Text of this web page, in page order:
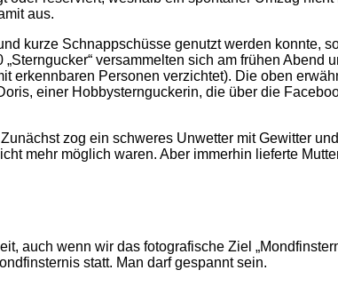
aus.
kurze Schnappschüsse genutzt werden konnte,
versammelten sich am frühen Abend
Personen verzichtet). Die oben
einer Hobbysternguckerin, die über die
zog ein schweres Unwetter mit Gewitter
mehr möglich waren. Aber immerhin lieferte
auch wenn wir das fotografische Ziel
statt. Man darf gespannt sein.